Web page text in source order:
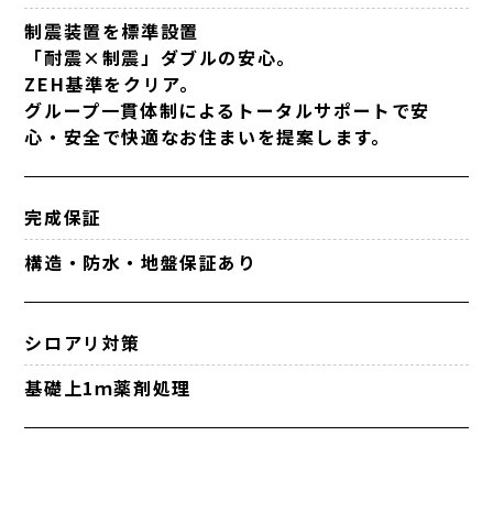
制震装置を標準設置
「耐震×制震」ダブルの安心。
ZEH基準をクリア。
グループ一貫体制によるトータルサポートで安
心・安全で快適なお住まいを提案します。
完成保証
構造・防水・地盤保証あり
シロアリ対策
基礎上1ｍ薬剤処理